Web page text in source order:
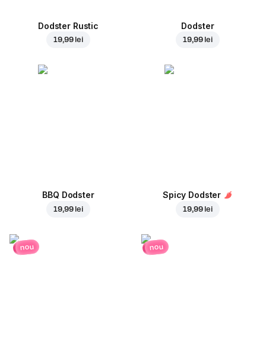
Dodster Rustic
19,99 lei
Dodster
19,99 lei
BBQ Dodster
19,99 lei
Spicy Dodster
19,99 lei
nou nou